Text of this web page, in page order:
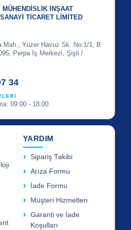
İNŞAAT
TİCARET LİMİTED
Mah., Yüzer Havuz Sk. No:1/1, B
Perpa İş Merkezi, Şişli /
34
09:00 - 18:00
YARDIM
Sipariş Takibi
Arıza Formu
İade Formu
Müşteri Hizmetleri
Garanti ve İade
Koşulları